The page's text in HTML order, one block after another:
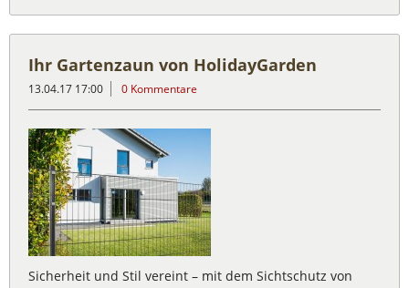
Ihr Gartenzaun von HolidayGarden
13.04.17 17:00 0 Kommentare
Sicherheit und Stil vereint – mit dem Sichtschutz von